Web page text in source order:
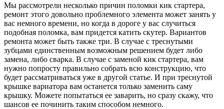
Мы рассмотрели несколько причин поломки кик стартера,
ремонт этого довольно проблемного элемента может занять у
вас немного времени, но когда в дороге у вас случиться
подобная поломка, вам придется катить скутер. Вариантов
ремонта может быть также три. В случае с треснутыми
зубцами единственным возможным решением будет либо
замена, либо сварка. В случае с заменой кик стартера, вам
нужно попросту правильно собрать всю конструкцию, что
будет рассматриваться уже в другой статье. И при треснутой
крышке вариатора вам останется только заменить саму
крышку. Можете попытаться ее заварить, но сразу скажу, что
шансов ее починить таким способом немного.